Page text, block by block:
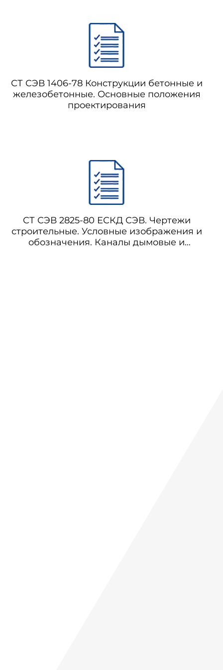
СТ СЭВ 1406-78 Конструкции бетонные и
железобетонные. Основные положения
проектирования
СТ СЭВ 2825-80 ЕСКД СЭВ. Чертежи
строительные. Условные изображения и
обозначения. Каналы дымовые и